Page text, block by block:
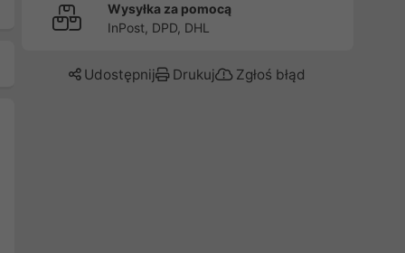
Wysyłka za pomocą
InPost, DPD, DHL
Udostępnij Drukuj Zgłoś błąd